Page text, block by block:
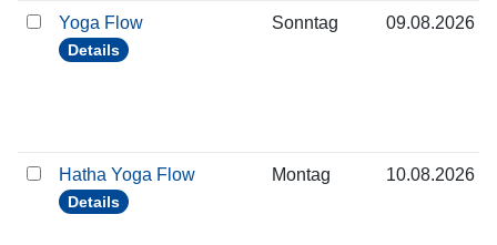
Yoga Flow
Details
Sonntag 09.08.2026
Hatha Yoga Flow
Details
Montag 10.08.2026